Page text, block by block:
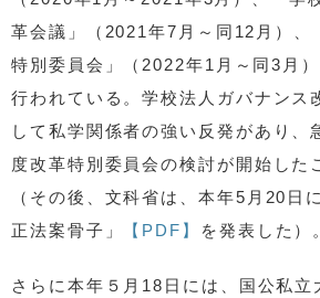
革会議」（2021年7月～同12月）、
特別委員会」（2022年1月～同3月
行われている。学校法人ガバナンス
して私学関係者の強い反発があり、
度改革特別委員会の検討が開始した
（その後、文科省は、本年5月20日
正法案骨子」
【PDF】 を発表した）
さらに本年５月18日には、国公私立